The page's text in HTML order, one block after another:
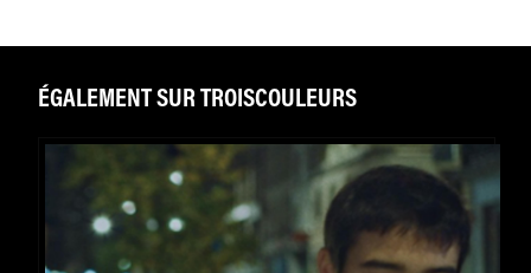
ÉGALEMENT SUR TROISCOULEURS